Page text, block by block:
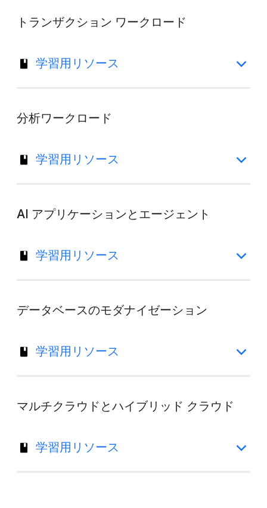
トランザクション ワークロード
学習用リソース
分析ワークロード
学習用リソース
AI アプリケーションとエージェント
学習用リソース
データベースのモダナイゼーション
学習用リソース
マルチクラウドとハイブリッド クラウド
学習用リソース